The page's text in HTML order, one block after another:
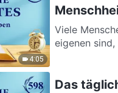
4:05
Viele
eigenen
Das